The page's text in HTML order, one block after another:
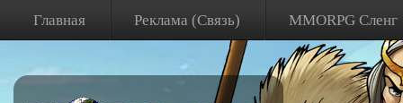
Главная Реклама (Связь) MMORPG Сленг